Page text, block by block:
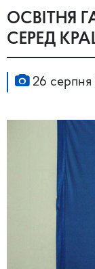
ОСВІТНЯ
СЕРЕД
26 серпня